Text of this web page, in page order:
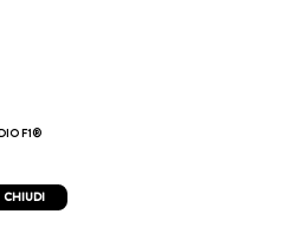
F1®
CHIUDI